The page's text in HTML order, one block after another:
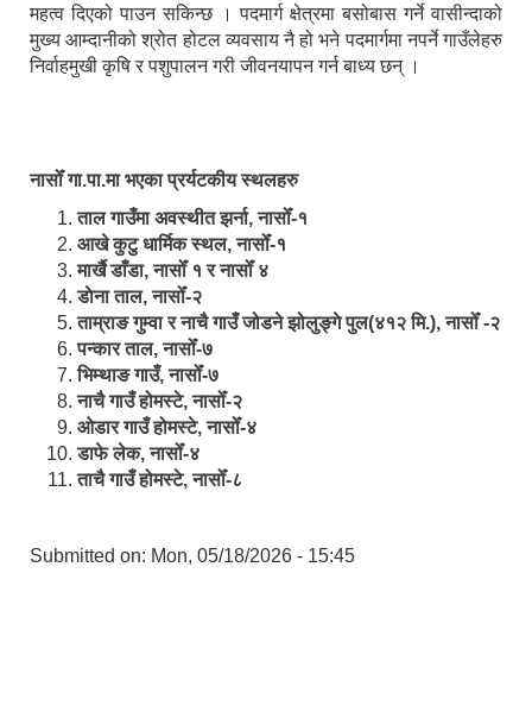
महत्व दिएको पाउन सकिन्छ । पदमार्ग क्षेत्रमा बसोबास गर्ने वासीन्दाको
मुख्य आम्दानीको श्रोत होटल व्यवसाय नै हो भने पदमार्गमा नपर्ने गाउँलेहरु
निर्वाहमुखी कृषि र पशुपालन गरी जीवनयापन गर्न बाध्य छन् ।
नासोँ गा.पा.मा भएका प्रर्यटकीय स्थलहरु
ताल गाउँमा अवस्थीत झर्ना, नासोँ-१
आखे कुटु धार्मिक स्थल, नासोँ-१
मार्खै डाँडा, नासोँ १ र नासोँ ४
डाेना ताल, नासोँ-२
ताम्राङ गुम्वा र नाचै गाउँ जोडने झोलुङ्गे पुल(४१२ मि.), नासोँ -२
पन्कार ताल, नासोँ-७
भिम्थाङ गाउँ, नासोँ-७
नाचै गाउँ होमस्टे, नासोँ-२
ओ‍‍‌डार गाउँ होमस्टे, नासोँ-४
डाफे लेक, नासोँ-४
ताचै गाउँ होमस्टे, नासोँ-८
Submitted on: Mon, 05/18/2026 - 15:45